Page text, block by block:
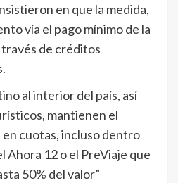
en que la medida,
vía el pago mínimo de la
de créditos
al interior del país, así
mantienen el
cuotas, incluso dentro
Ahora 12 o el PreViaje que
50% del valor”